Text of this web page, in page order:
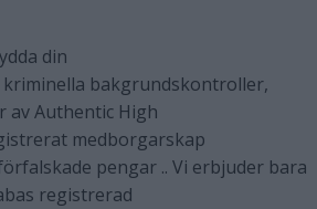
din
bakgrundskontroller,
av Authentic High
medborgarskap
pengar .. Vi erbjuder bara
registrerad